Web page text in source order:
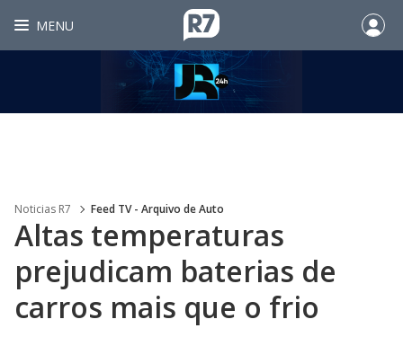
MENU
Noticias R7 Feed TV - Arquivo de Auto
Altas temperaturas
prejudicam baterias de
carros mais que o frio